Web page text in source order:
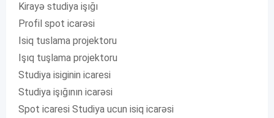
Kirayə studiya işığı
Profil spot icarəsi
Isiq tuslama projektoru
Işıq tuşlama projektoru
Studiya isiginin icaresi
Studiya işığının icarəsi
Spot icaresi Studiya ucun isiq icarəsi